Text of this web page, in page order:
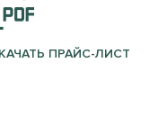
ПРАЙС-ЛИСТ